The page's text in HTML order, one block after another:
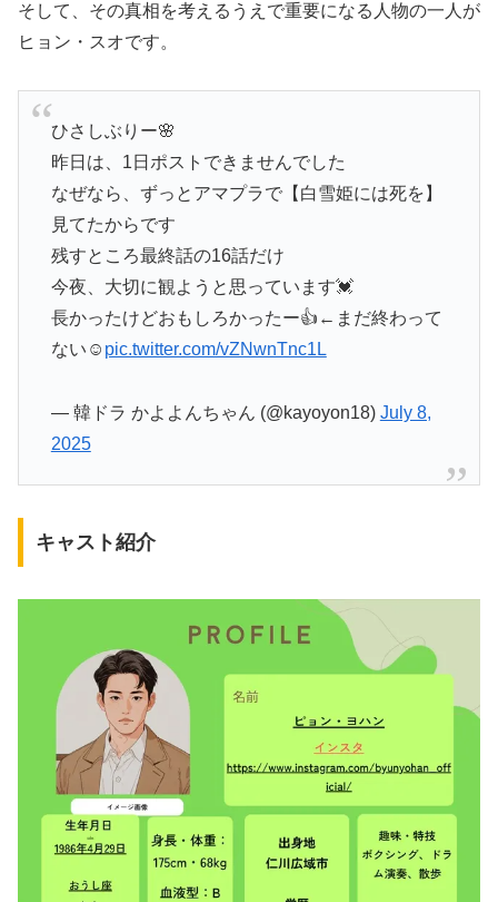
そして、その真相を考えるうえで重要になる人物の一人が
ヒョン・スオです。
ひさしぶりー🌸
昨日は、1日ポストできませんでした
なぜなら、ずっとアマプラで【白雪姫には死を】
見てたからです
残すところ最終話の16話だけ
今夜、大切に観ようと思っています💓
長かったけどおもしろかったー👍←まだ終わって
ない☺ pic.twitter.com/vZNwnTnc1L
— 韓ドラ かよよんちゃん (@kayoyon18) July 8,
2025
キャスト紹介